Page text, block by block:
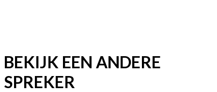
BEKIJK EEN ANDERE
SPREKER